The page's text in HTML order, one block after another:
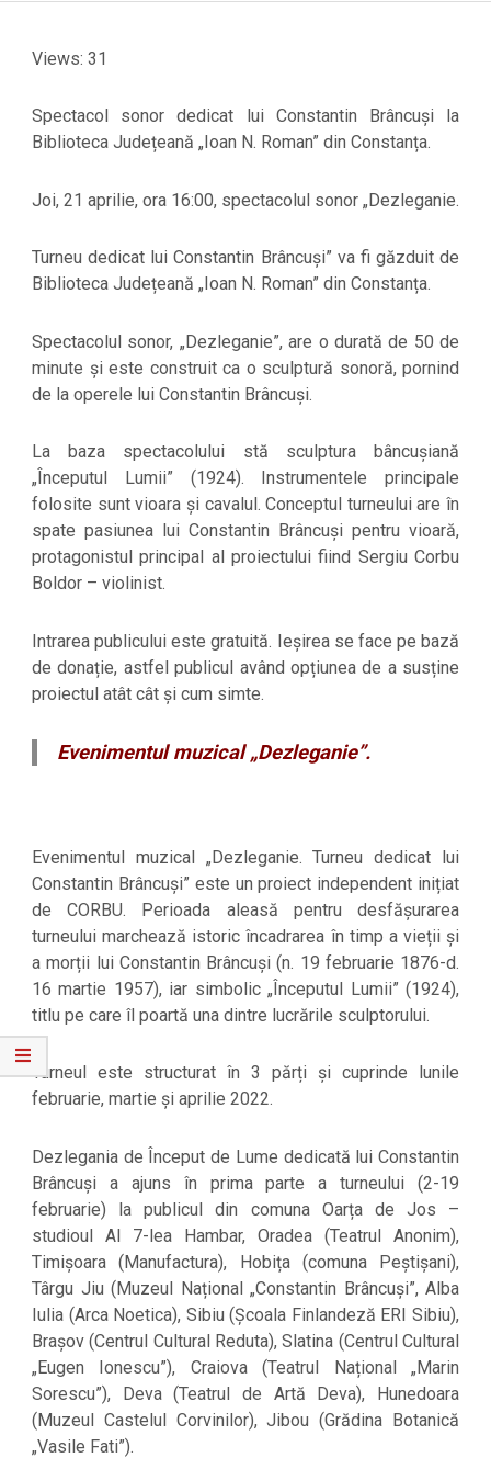
Views: 31
Spectacol sonor dedicat lui Constantin Brâncuși la
Biblioteca Județeană „Ioan N. Roman” din Constanța.
Joi, 21 aprilie, ora 16:00, spectacolul sonor „Dezleganie.
Turneu dedicat lui Constantin Brâncuși” va fi găzduit de
Biblioteca Județeană „Ioan N. Roman” din Constanța.
Spectacolul sonor, „Dezleganie”, are o durată de 50 de
minute și este construit ca o sculptură sonoră, pornind
de la operele lui Constantin Brâncuși.
La baza spectacolului stă sculptura bâncușiană
„Începutul Lumii” (1924). Instrumentele principale
folosite sunt vioara și cavalul. Conceptul turneului are în
spate pasiunea lui Constantin Brâncuși pentru vioară,
protagonistul principal al proiectului fiind Sergiu Corbu
Boldor – violinist.
Intrarea publicului este gratuită. Ieșirea se face pe bază
de donație, astfel publicul având opțiunea de a susține
proiectul atât cât și cum simte.
Evenimentul muzical „Dezleganie”.
Evenimentul muzical „Dezleganie. Turneu dedicat lui
Constantin Brâncuși” este un proiect independent inițiat
de CORBU. Perioada aleasă pentru desfășurarea
turneului marchează istoric încadrarea în timp a vieții și
a morții lui Constantin Brâncuși (n. 19 februarie 1876-d.
16 martie 1957), iar simbolic „Începutul Lumii” (1924),
titlu pe care îl poartă una dintre lucrările sculptorului.
Turneul este structurat în 3 părți și cuprinde lunile
februarie, martie și aprilie 2022.
Dezlegania de Început de Lume dedicată lui Constantin
Brâncuși a ajuns în prima parte a turneului (2-19
februarie) la publicul din comuna Oarța de Jos –
studioul Al 7-lea Hambar, Oradea (Teatrul Anonim),
Timișoara (Manufactura), Hobița (comuna Peștișani),
Târgu Jiu (Muzeul Național „Constantin Brâncuși”, Alba
Iulia (Arca Noetica), Sibiu (Școala Finlandeză ERI Sibiu),
Brașov (Centrul Cultural Reduta), Slatina (Centrul Cultural
„Eugen Ionescu”), Craiova (Teatrul Național „Marin
Sorescu”), Deva (Teatrul de Artă Deva), Hunedoara
(Muzeul Castelul Corvinilor), Jibou (Grădina Botanică
„Vasile Fati”).